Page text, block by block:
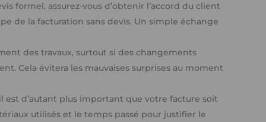
formel, assurez-vous d’obtenir l’accord du client
de la facturation sans devis. Un simple échange
des travaux, surtout si des changements
Cela évitera les mauvaises surprises au moment
est d’autant plus important que votre facture soit
utilisés et le temps passé pour justifier le